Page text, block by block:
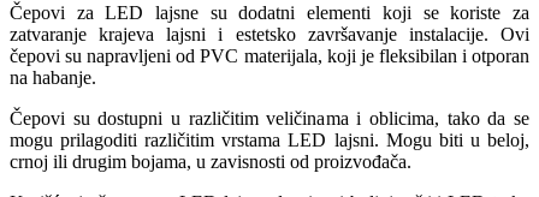
Čepovi za LED lajsne su dodatni elementi koji se koriste za
zatvaranje krajeva lajsni i estetsko završavanje instalacije. Ovi
čepovi su napravljeni od PVC materijala, koji je fleksibilan i otporan
na habanje.
Čepovi su dostupni u različitim veličinama i oblicima, tako da se
mogu prilagoditi različitim vrstama LED lajsni. Mogu biti u beloj,
crnoj ili drugim bojama, u zavisnosti od proizvođača.